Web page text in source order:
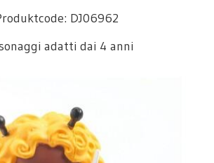
DJ06962
adatti dai 4 anni